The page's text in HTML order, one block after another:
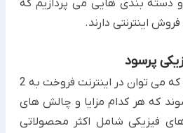
دسته بندی هایی می پردازیم که
اینترنتی دارند.
پرسود
پرفروش ترین محصولات که می توان در اینترنت فروخت به 2
که هر کدام مزایا و چالش های
فیزیکی شامل اکثر محصولاتی